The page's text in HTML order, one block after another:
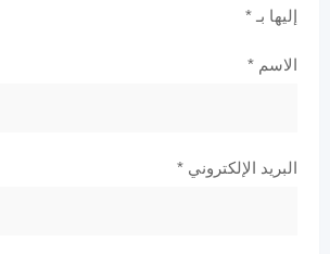
إليها بـ *
الاسم *
البريد الإلكتروني *